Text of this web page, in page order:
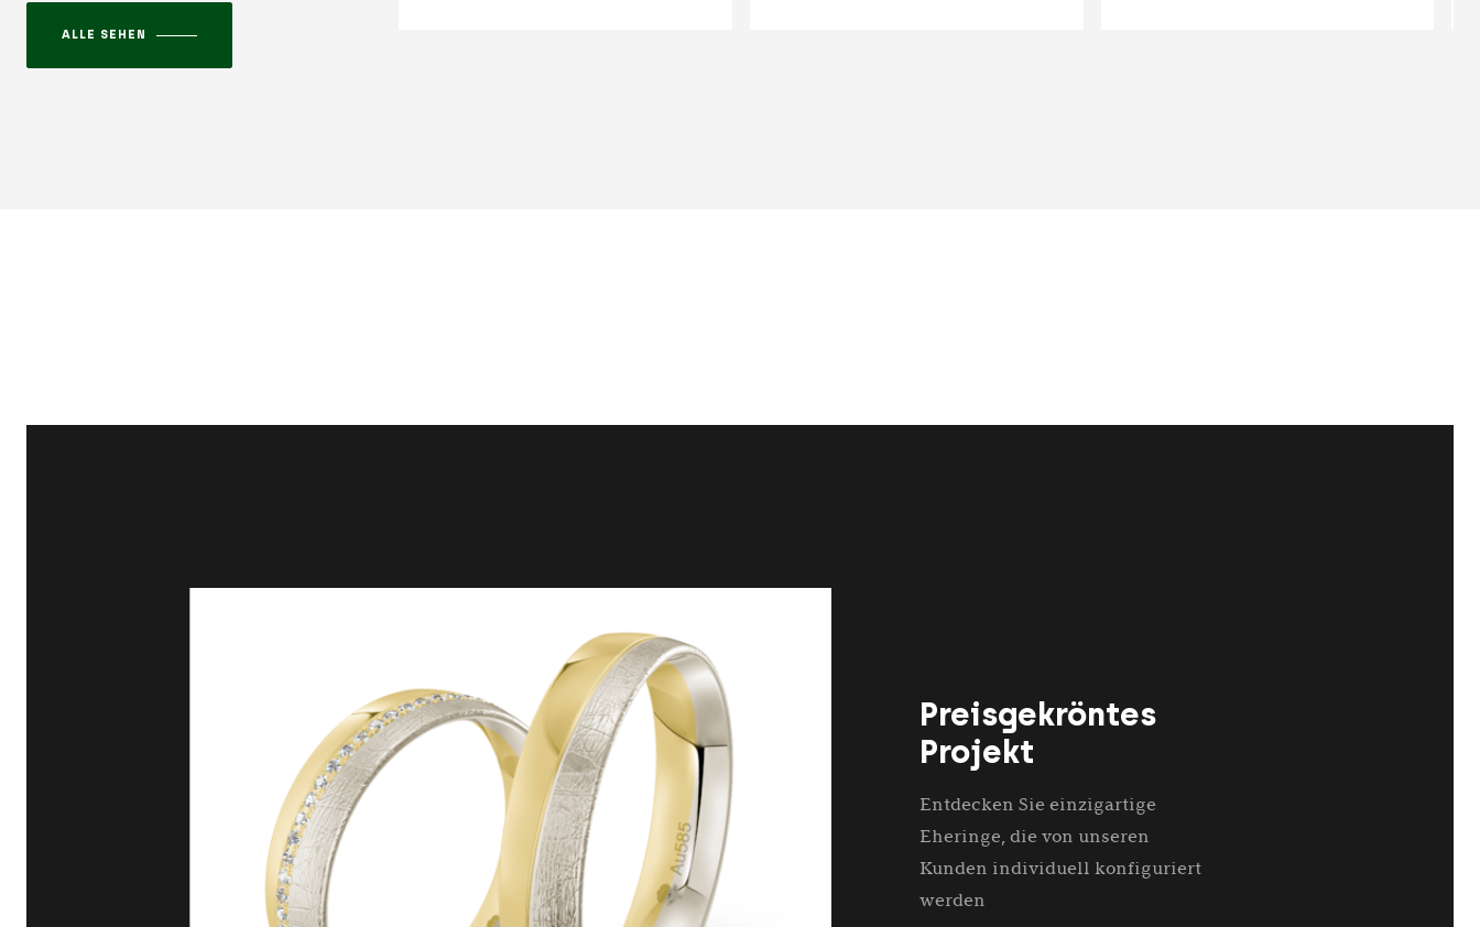
ALLE SEHEN
Preisgekröntes
Projekt
Entdecken Sie einzigartige
Eheringe, die von unseren
Kunden individuell konfiguriert
werden